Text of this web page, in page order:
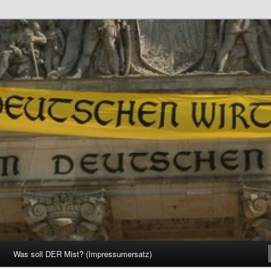
Was soll DER Mist? (Impressumersatz)